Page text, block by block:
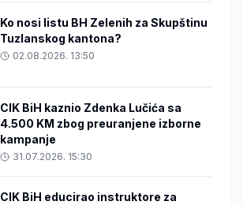
Ko nosi listu BH Zelenih za Skupštinu
Tuzlanskog kantona?
02.08.2026. 13:50
CIK BiH kaznio Zdenka Lučića sa
4.500 KM zbog preuranjene izborne
kampanje
31.07.2026. 15:30
CIK BiH educirao instruktore za